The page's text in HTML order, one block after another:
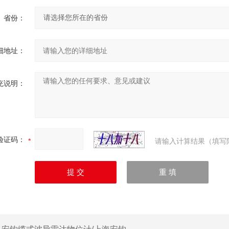
省份：
地址：
说明：
证码： 请输入计算结果（填